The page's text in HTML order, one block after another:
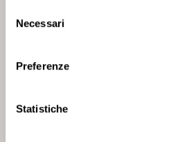
delNecessari
Preferenze
Statistiche